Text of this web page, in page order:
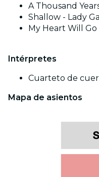
A Thousand
Shallow - Lady
My Heart Will
Intérpretes
Cuarteto de
Mapa de asientos